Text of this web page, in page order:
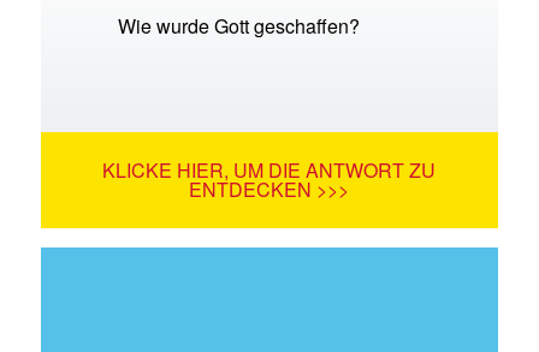
Wie wurde Gott geschaffen?
KLICKE HIER, UM DIE ANTWORT ZU
ENTDECKEN >>>